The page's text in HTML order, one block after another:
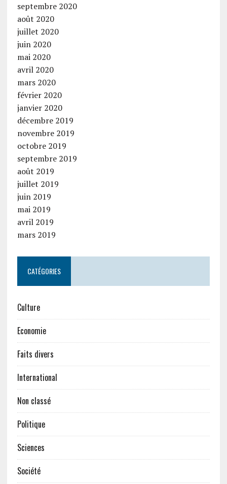
septembre 2020
août 2020
juillet 2020
juin 2020
mai 2020
avril 2020
mars 2020
février 2020
janvier 2020
décembre 2019
novembre 2019
octobre 2019
septembre 2019
août 2019
juillet 2019
juin 2019
mai 2019
avril 2019
mars 2019
CATÉGORIES
Culture
Economie
Faits divers
International
Non classé
Politique
Sciences
Société